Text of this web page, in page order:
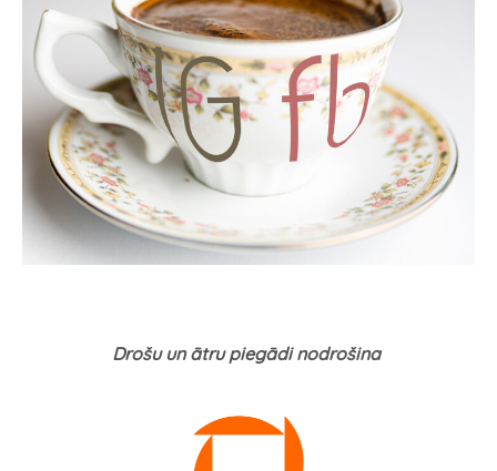
Drošu un ātru piegādi nodrošina